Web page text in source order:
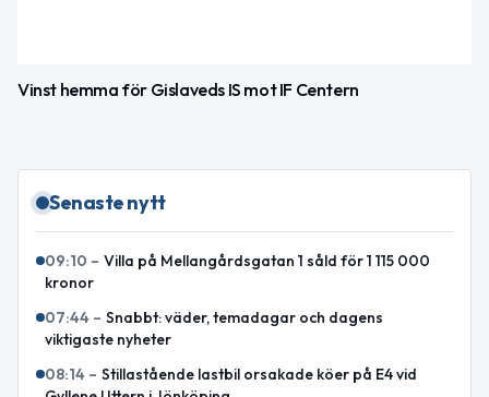
Vinst hemma för Gislaveds IS mot IF Centern
Senaste nytt
09:10 – Villa på Mellangårdsgatan 1 såld för 1 115 000
kronor
07:44 – Snabbt: väder, temadagar och dagens
viktigaste nyheter
08:14 – Stillastående lastbil orsakade köer på E4 vid